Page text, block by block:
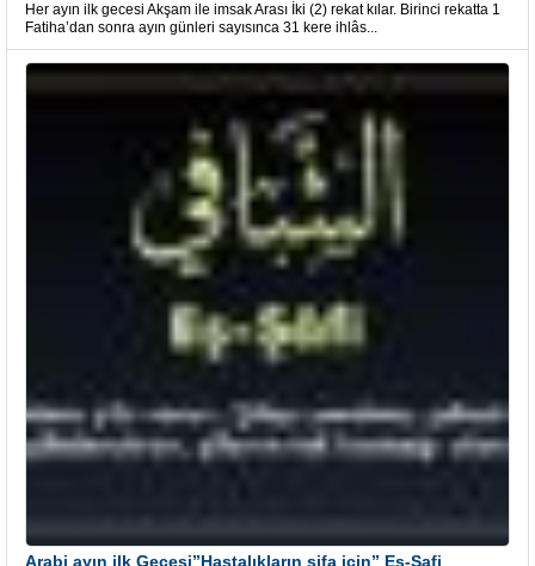
Her ayın ilk gecesi Akşam ile imsak Arası İki (2) rekat kılar. Birinci rekatta 1
Fatiha’dan sonra ayın günleri sayısınca 31 kere ihlâs...
Arabi ayın ilk Gecesi”Hastalıkların şifa için” Eş-Şafi